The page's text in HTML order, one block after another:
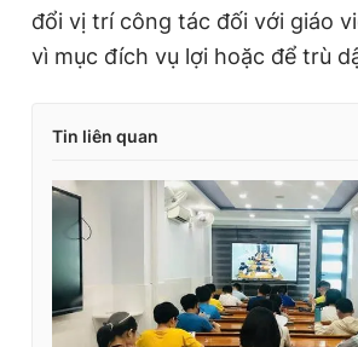
đổi vị trí công tác đối với giáo
vì mục đích vụ lợi hoặc để trù
Tin liên quan